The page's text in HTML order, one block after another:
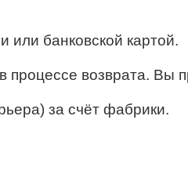
или банковской картой.
возврата. Вы
за счёт фабрики.